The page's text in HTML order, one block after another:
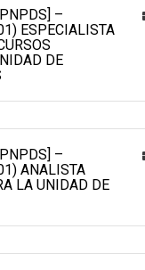
–
ESPECIALISTA
DE
–
ANALISTA
LA UNIDAD DE